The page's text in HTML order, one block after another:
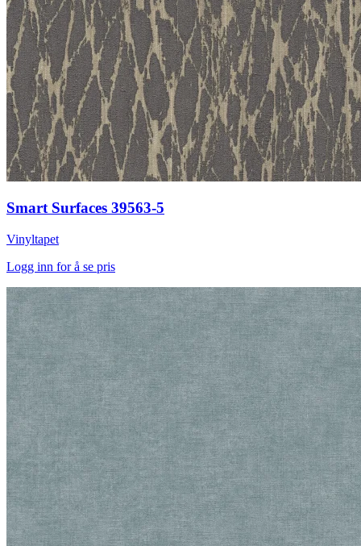
Smart Surfaces 39563-5
Vinyltapet
Logg inn for å se pris